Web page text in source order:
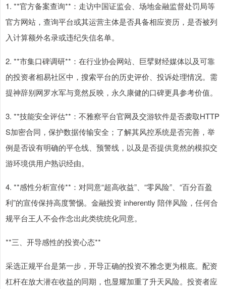
1. **官方备案查询**：走访中国证监会、场地金融监督处罚局等
官方网站，查询平台或其运营主体是否具备相应资历，是否被列
入计算额外名录或违纪失信名单。
2. **市集口碑调研**：在行业协会网站、巨擘财经媒体以及可靠
的投资者相易社区中，搜索平台的历史评价、投诉处理情况。需
提神辞别网罗水军与竟然反映，永久康健的口碑更具参考价值。
3. **技能安全评估**：不雅察平台官网及交游软件是否袭取HTTP
S加密合同，保护数据传输安全；了解其风控系统是否完善，举
例是否设有明确的平仓线、预警线，以及是否提供竟然的模拟交
游环境供用户熟识经由。
4. **感性分析宣传**：对同意“超高收益”、“零风险”、“百分百盈
利”的宣传保持高度警惕。金融投资 inherently 陪伴风险，任何合
规平台王人不会作念出此类统统化同意。
**三、开导感性的投资心态**
采选正规平台是第一步，开导正确的投资不雅念更为根底。配资
杠杆在放大潜在收益的同期，也显耀加重了升天风险。投资者应